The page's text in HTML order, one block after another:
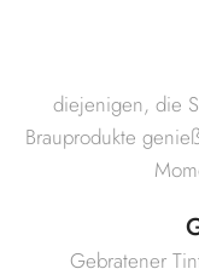
diejenigen, die
Brauprodukte
Gebratener